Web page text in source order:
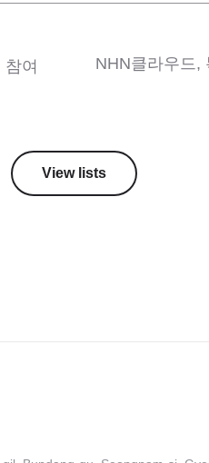
여
View lists